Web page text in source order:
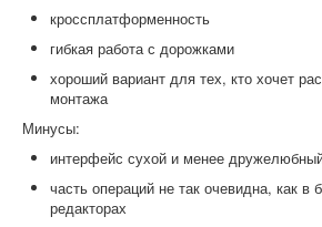
кроссплатформенность
гибкая работа с дорожками
хороший вариант для тех, кто хочет
монтажа
Минусы:
интерфейс сухой и менее
часть операций не так очевидна, как в
редакторах